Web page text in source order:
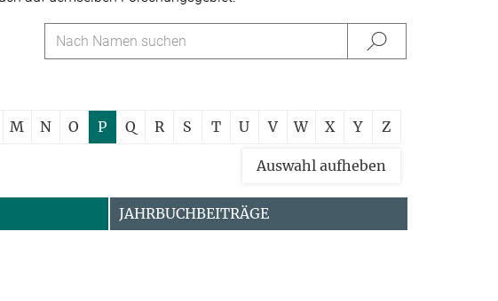
M N O P Q R S T U V W X Y Z
Auswahl aufheben
JAHRBUCHBEITRÄGE